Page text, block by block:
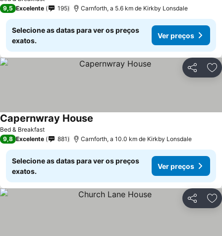
9,5 Excelente 195 Carnforth, a 5.6 km de Kirkby Lonsdale
Selecione as datas para ver os preços
exatos.
Ver preços
Partilhar
Bed & Breakfast
Capernwray House
9,8 Excelente 881 Carnforth, a 10.0 km de Kirkby Lonsdale
Selecione as datas para ver os preços
exatos.
Ver preços
Partilhar